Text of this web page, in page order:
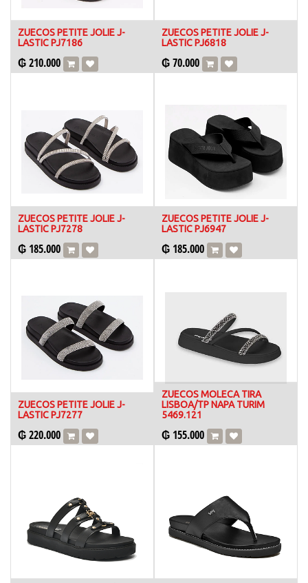
ZUECOS PETITE JOLIE J-
LASTIC PJ7186
₲210.000
ZUECOS PETITE JOLIE J-
LASTIC PJ6818
₲70.000
ZUECOS PETITE JOLIE J-
LASTIC PJ7278
₲ 185.000
ZUECOS PETITE JOLIE J-
LASTIC PJ6947
₲ 185.000
ZUECOS PETITE JOLIE J-
LASTIC PJ7277
₲220.000
ZUECOS MOLECA TIRA
LISBOA/TP NAPA TURIM
5469.121
₲ 155.000